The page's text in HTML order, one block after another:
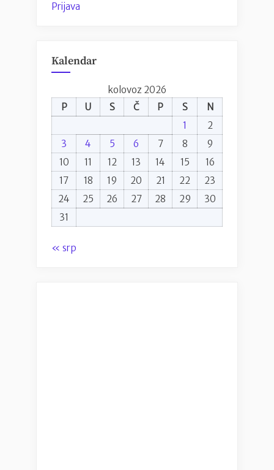
Prijava
Kalendar
kolovoz 2026
P
U S Č P S
N
1
2
3
4 5 6 7 8
9
10
11 12 13 14 15
16
17
18 19 20 21 22
23
24
25 26 27 28 29
30
31
« srp